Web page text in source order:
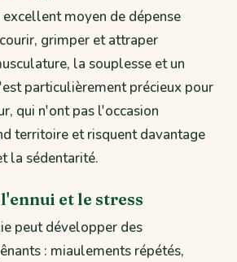
excellent moyen de dépense
grimper et attraper
la souplesse et un
particulièrement précieux pour
qui n'ont pas l'occasion
territoire et risquent davantage
la sédentarité.
et le stress
peut développer des
: miaulements répétés,